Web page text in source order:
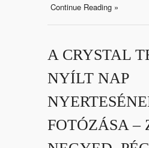
Continue Reading »
A CRYSTAL
NYÍLT NAP
FOTÓZÁSA –